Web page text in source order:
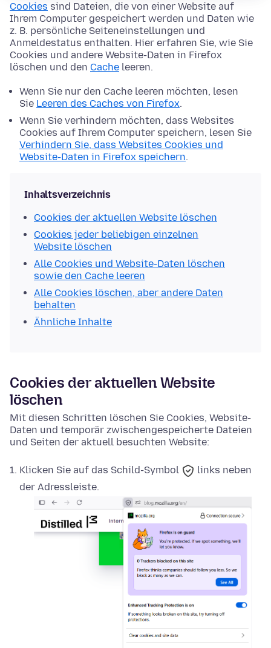
Cookies sind Dateien, die von einer Website auf
Ihrem Computer gespeichert werden und Daten wie
z. B. persönliche Seiteneinstellungen und
Anmeldestatus enthalten. Hier erfahren Sie, wie Sie
Cookies und andere Website-Daten in Firefox
löschen und den Cache leeren.
Wenn Sie nur den Cache leeren möchten, lesen
Sie Leeren des Caches von Firefox.
Wenn Sie verhindern möchten, dass Websites
Cookies auf Ihrem Computer speichern, lesen Sie
Verhindern Sie, dass Websites Cookies und
Website-Daten in Firefox speichern.
Inhaltsverzeichnis
Cookies der aktuellen Website löschen
Cookies jeder beliebigen einzelnen
Website löschen
Alle Cookies und Website-Daten löschen
sowie den Cache leeren
Alle Cookies löschen, aber andere Daten
behalten
Ähnliche Inhalte
Cookies der aktuellen Website
löschen
Mit diesen Schritten löschen Sie Cookies, Website-
Daten und temporär zwischengespeicherte Dateien
und Seiten der aktuell besuchten Website:
Klicken Sie auf das Schild-Symbol
links neben
der Adressleiste.